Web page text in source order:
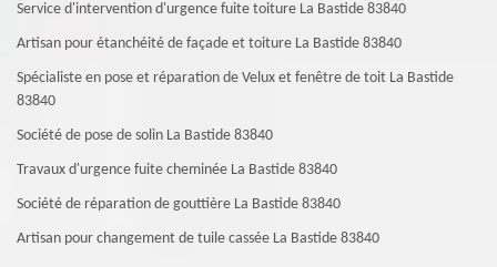
Service d'intervention d'urgence fuite toiture La Bastide 83840
Artisan pour étanchéité de façade et toiture La Bastide 83840
Spécialiste en pose et réparation de Velux et fenêtre de toit La Bastide
83840
Société de pose de solin La Bastide 83840
Travaux d'urgence fuite cheminée La Bastide 83840
Société de réparation de gouttière La Bastide 83840
Artisan pour changement de tuile cassée La Bastide 83840